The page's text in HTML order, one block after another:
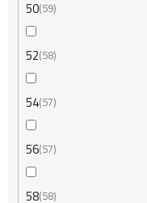
50 59
52 58
54 57
56 57
58 58